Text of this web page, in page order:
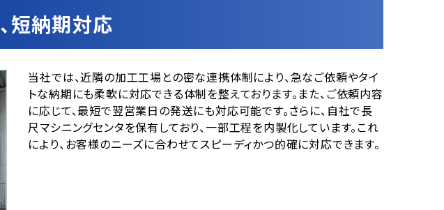
、短納期対応
当社では、近隣の加工工場との密な連携体制により、急なご依頼やタイ
トな納期にも柔軟に対応できる体制を整えております。また、ご依頼内容
に応じて、最短で翌営業日の発送にも対応可能です。さらに、自社で長
尺マシニングセンタを保有しており、一部工程を内製化しています。これ
により、お客様のニーズに合わせてスピーディかつ的確に対応できます。